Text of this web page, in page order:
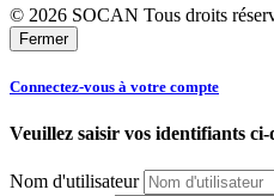
© 2026 SOCAN Tous droits
Fermer
Connectez-vous à votre compte
Veuillez saisir vos identifiants ci-
Nom d'utilisateur